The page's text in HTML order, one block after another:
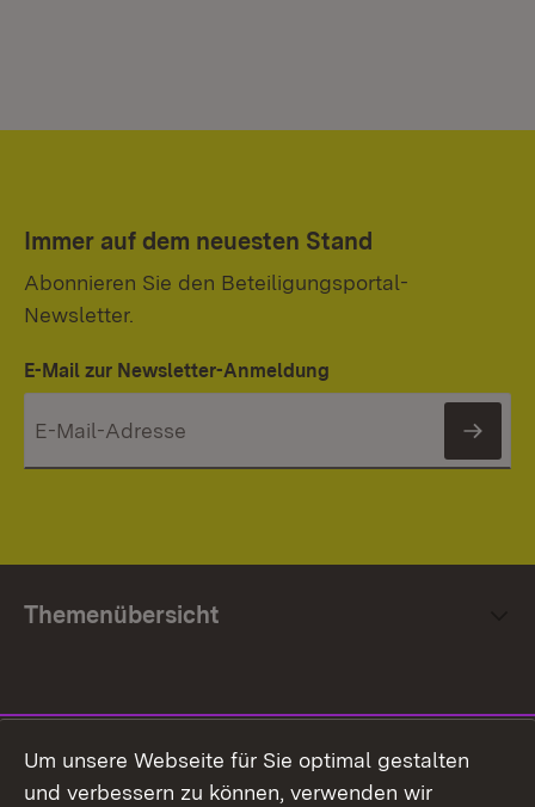
Immer auf dem neuesten Stand
Abonnieren Sie den Beteiligungsportal-
Newsletter.
E-Mail zur Newsletter-Anmeldung
Themenübersicht
Facebook
Um unsere Webseite für Sie optimal gestalten
und verbessern zu können, verwenden wir